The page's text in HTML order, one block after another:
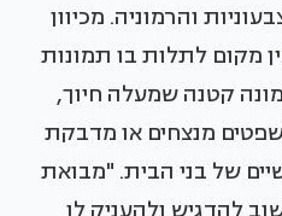
והרמוניה. מכיוון
מקום לתלות בו תמונות
קטנה שמעלה חיוך,
מנצחים או מדבקת
של בני הבית. "מבואת